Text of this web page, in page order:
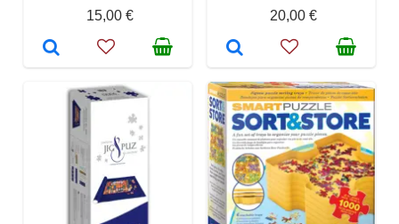
15,00 €
20,00 €